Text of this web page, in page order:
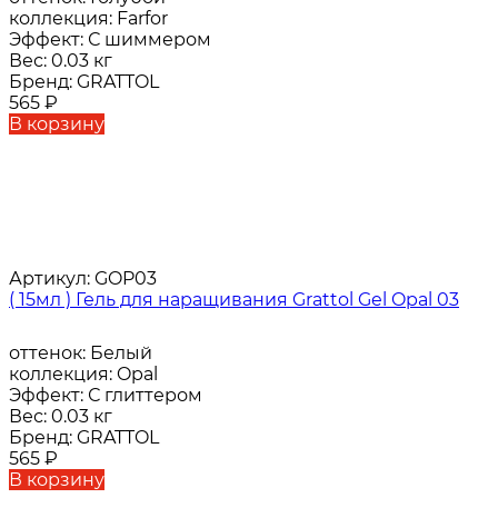
коллекция: Farfor
Эффект: С шиммером
Вес: 0.03 кг
Бренд: GRATTOL
565 ₽
В корзину
Артикул: GOP03
( 15мл ) Гель для наращивания Grattol Gel Opal 03
оттенок: Белый
коллекция: Opal
Эффект: С глиттером
Вес: 0.03 кг
Бренд: GRATTOL
565 ₽
В корзину